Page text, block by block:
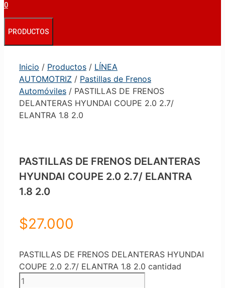
0
PRODUCTOS
Inicio / Productos / LÍNEA
AUTOMOTRIZ / Pastillas de Frenos
Automóviles / PASTILLAS DE FRENOS
DELANTERAS HYUNDAI COUPE 2.0 2.7/
ELANTRA 1.8 2.0
PASTILLAS DE FRENOS DELANTERAS
HYUNDAI COUPE 2.0 2.7/ ELANTRA
1.8 2.0
$27.000
PASTILLAS DE FRENOS DELANTERAS HYUNDAI
COUPE 2.0 2.7/ ELANTRA 1.8 2.0 cantidad